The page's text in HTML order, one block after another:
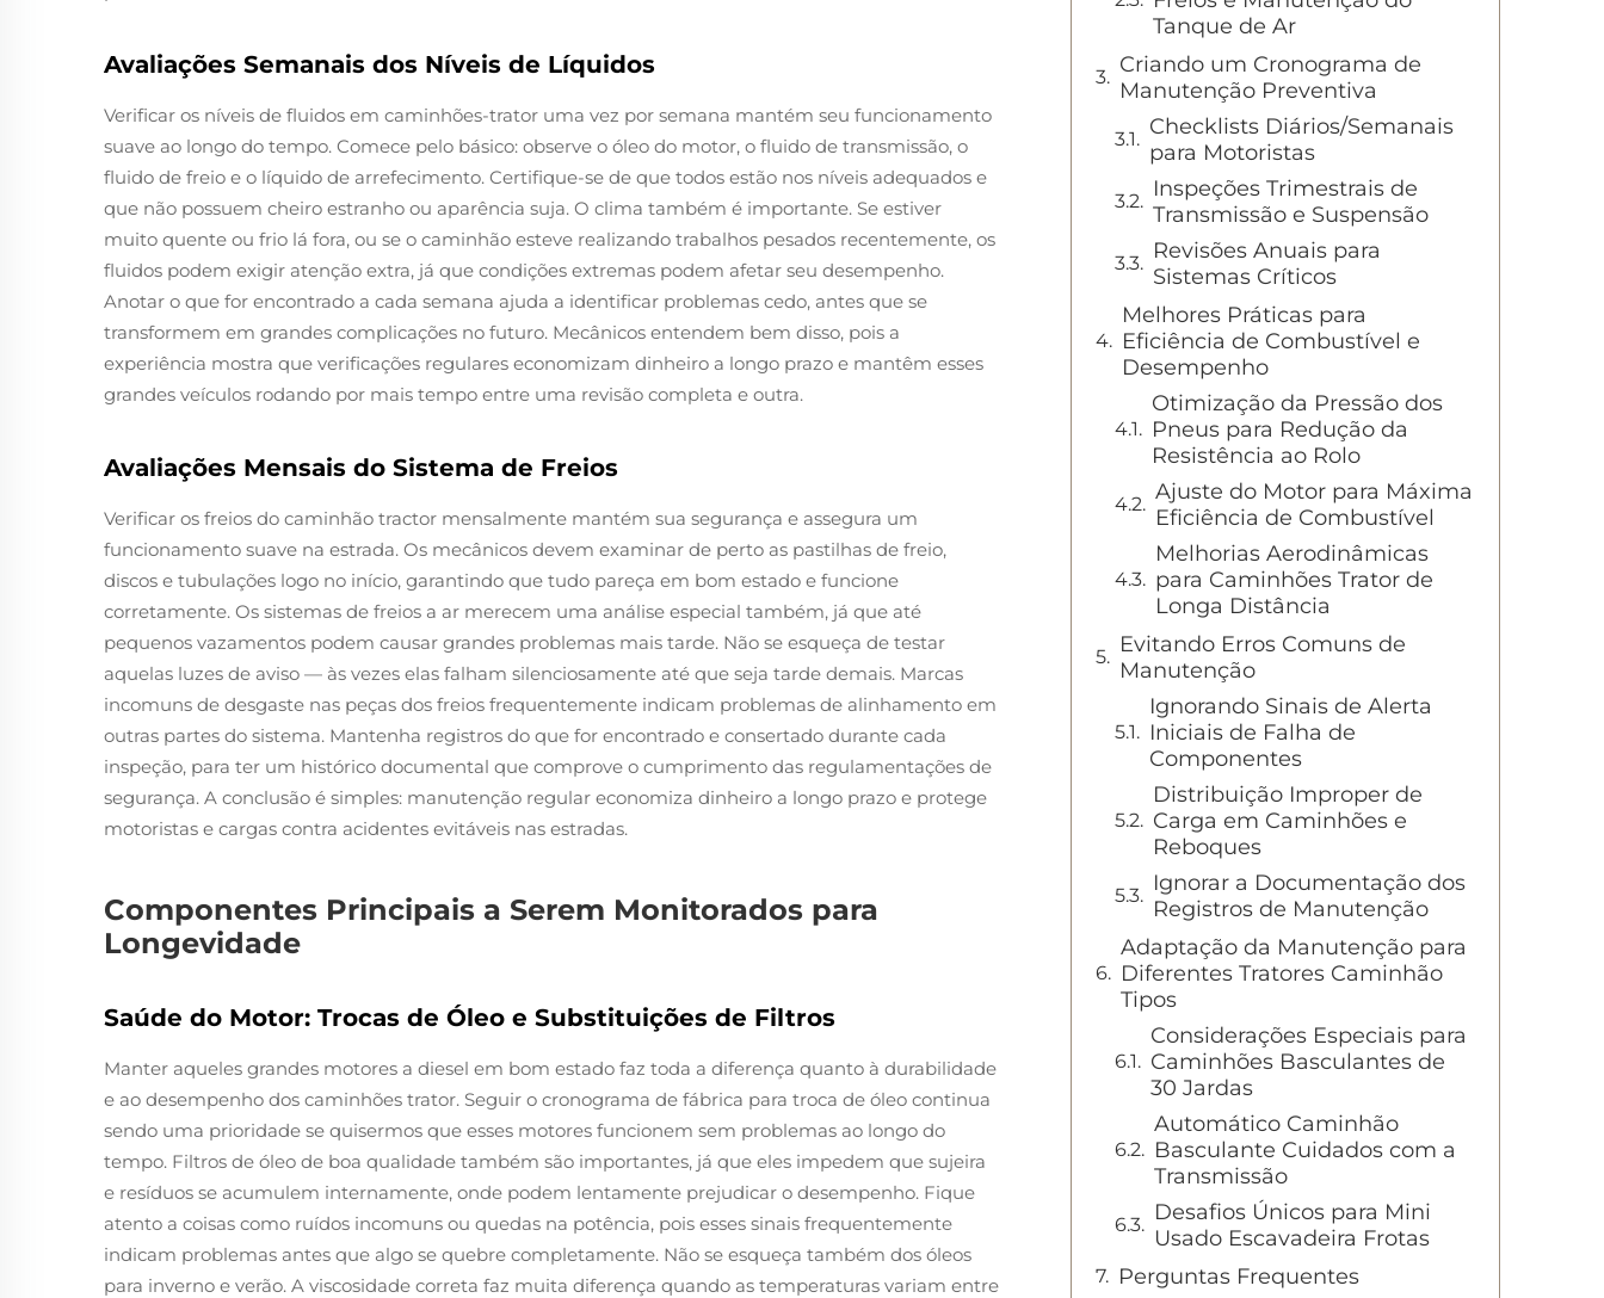
Avaliações Semanais dos Níveis de Líquidos
Verificar os níveis de fluidos em caminhões-trator uma vez por semana mantém seu funcionamento
suave ao longo do tempo. Comece pelo básico: observe o óleo do motor, o fluido de transmissão, o
fluido de freio e o líquido de arrefecimento. Certifique-se de que todos estão nos níveis adequados e
que não possuem cheiro estranho ou aparência suja. O clima também é importante. Se estiver
muito quente ou frio lá fora, ou se o caminhão esteve realizando trabalhos pesados recentemente, os
fluidos podem exigir atenção extra, já que condições extremas podem afetar seu desempenho.
Anotar o que for encontrado a cada semana ajuda a identificar problemas cedo, antes que se
transformem em grandes complicações no futuro. Mecânicos entendem bem disso, pois a
experiência mostra que verificações regulares economizam dinheiro a longo prazo e mantêm esses
grandes veículos rodando por mais tempo entre uma revisão completa e outra.
Avaliações Mensais do Sistema de Freios
Verificar os freios do caminhão tractor mensalmente mantém sua segurança e assegura um
funcionamento suave na estrada. Os mecânicos devem examinar de perto as pastilhas de freio,
discos e tubulações logo no início, garantindo que tudo pareça em bom estado e funcione
corretamente. Os sistemas de freios a ar merecem uma análise especial também, já que até
pequenos vazamentos podem causar grandes problemas mais tarde. Não se esqueça de testar
aquelas luzes de aviso — às vezes elas falham silenciosamente até que seja tarde demais. Marcas
incomuns de desgaste nas peças dos freios frequentemente indicam problemas de alinhamento em
outras partes do sistema. Mantenha registros do que for encontrado e consertado durante cada
inspeção, para ter um histórico documental que comprove o cumprimento das regulamentações de
segurança. A conclusão é simples: manutenção regular economiza dinheiro a longo prazo e protege
motoristas e cargas contra acidentes evitáveis nas estradas.
Componentes Principais a Serem Monitorados para
Longevidade
Saúde do Motor: Trocas de Óleo e Substituições de Filtros
Manter aqueles grandes motores a diesel em bom estado faz toda a diferença quanto à durabilidade
e ao desempenho dos caminhões trator. Seguir o cronograma de fábrica para troca de óleo continua
sendo uma prioridade se quisermos que esses motores funcionem sem problemas ao longo do
tempo. Filtros de óleo de boa qualidade também são importantes, já que eles impedem que sujeira
e resíduos se acumulem internamente, onde podem lentamente prejudicar o desempenho. Fique
atento a coisas como ruídos incomuns ou quedas na potência, pois esses sinais frequentemente
indicam problemas antes que algo se quebre completamente. Não se esqueça também dos óleos
para inverno e verão. A viscosidade correta faz muita diferença quando as temperaturas variam entre
Tanque de Ar
Criando um Cronograma de
Manutenção Preventiva
Checklists Diários/Semanais
para Motoristas
Inspeções Trimestrais de
Transmissão e Suspensão
Revisões Anuais para
Sistemas Críticos
Melhores Práticas para
Eficiência de Combustível e
Desempenho
Otimização da Pressão dos
Pneus para Redução da
Resistência ao Rolo
Ajuste do Motor para Máxima
Eficiência de Combustível
Melhorias Aerodinâmicas
para Caminhões Trator de
Longa Distância
Evitando Erros Comuns de
Manutenção
Ignorando Sinais de Alerta
Iniciais de Falha de
Componentes
Distribuição Improper de
Carga em Caminhões e
Reboques
Ignorar a Documentação dos
Registros de Manutenção
Adaptação da Manutenção para
Diferentes Tratores Caminhão
Tipos
Considerações Especiais para
Caminhões Basculantes de
30 Jardas
Automático Caminhão
Basculante Cuidados com a
Transmissão
Desafios Únicos para Mini
Usado Escavadeira Frotas
Perguntas Frequentes